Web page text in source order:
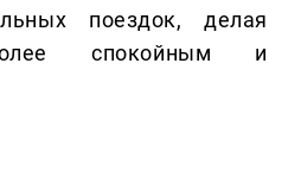
поездок, делая
спокойным и